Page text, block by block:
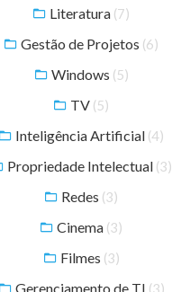
Literatura (7)
Gestão de Projetos (6)
Windows (5)
TV (5)
Inteligência Artificial (4)
Propriedade Intelectual (3)
Redes (3)
Cinema (3)
Filmes (3)
Gerenciamento de TI (3)